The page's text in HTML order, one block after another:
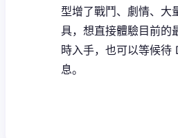
型增了戰鬥、劇情、大
具，想直接體驗目前的
時入手，也可以等候待
息。